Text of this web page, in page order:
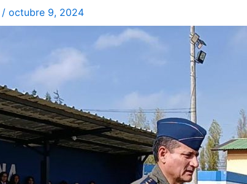
/ octubre 9, 2024